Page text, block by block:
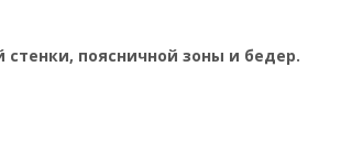
поясничной зоны и бедер.